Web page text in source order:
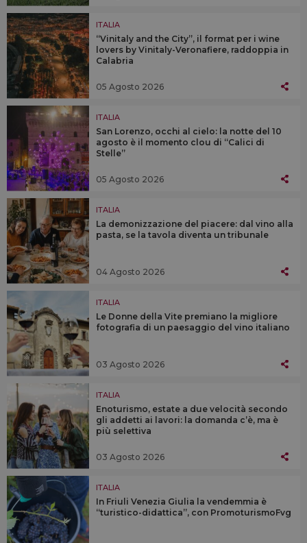
ITALIA
“Vinitaly and the City”, il format per i wine
lovers by Vinitaly-Veronafiere, raddoppia in
Calabria
05 Agosto 2026
ITALIA
San Lorenzo, occhi al cielo: la notte del 10
agosto è il momento clou di “Calici di
Stelle”
05 Agosto 2026
ITALIA
La demonizzazione del piacere: dal vino alla
pasta, se la tavola diventa un tribunale
04 Agosto 2026
ITALIA
Le Donne della Vite premiano la migliore
fotografia di un paesaggio del vino italiano
03 Agosto 2026
ITALIA
Enoturismo, estate a due velocità secondo
gli addetti ai lavori: la domanda c’è, ma è
più selettiva
03 Agosto 2026
ITALIA
In Friuli Venezia Giulia la vendemmia è
“turistico-didattica”, con PromoturismoFvg